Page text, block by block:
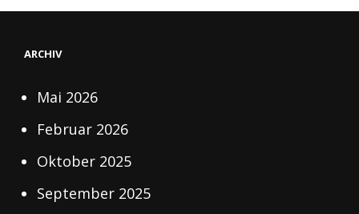
ARCHIV
Mai 2026
Februar 2026
Oktober 2025
September 2025